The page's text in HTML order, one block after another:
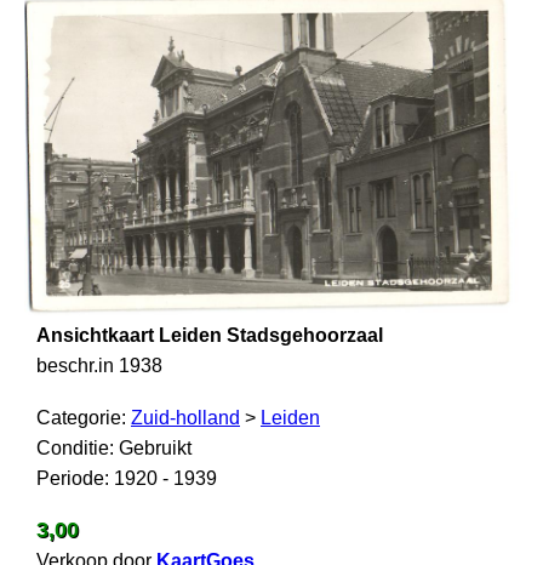
Ansichtkaart Leiden Stadsgehoorzaal
beschr.in 1938
Categorie: Zuid-holland > Leiden
Conditie: Gebruikt
Periode: 1920 - 1939
3,00
Verkoop door KaartGoes